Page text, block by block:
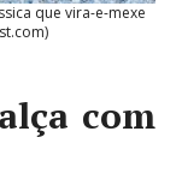
que vira-e-mexe
com